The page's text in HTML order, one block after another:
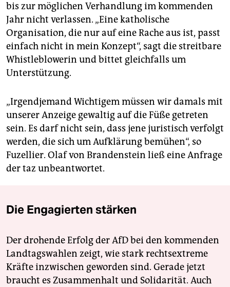
bis zur möglichen Verhandlung im kommenden
Jahr nicht verlassen. „Eine katholische
Organisation, die nur auf eine Rache aus ist, passt
einfach nicht in mein Konzept“, sagt die streitbare
Whistleblowerin und bittet gleichfalls um
Unterstützung.
„Irgendjemand Wichtigem müssen wir damals mit
unserer Anzeige gewaltig auf die Füße getreten
sein. Es darf nicht sein, dass jene juristisch verfolgt
werden, die sich um Aufklärung bemühen“, so
Fuzellier. Olaf von Brandenstein ließ eine Anfrage
der taz unbeantwortet.
Die Engagierten stärken
Der drohende Erfolg der AfD bei den kommenden
Landtagswahlen zeigt, wie stark rechtsextreme
Kräfte inzwischen geworden sind. Gerade jetzt
braucht es Zusammenhalt und Solidarität. Auch